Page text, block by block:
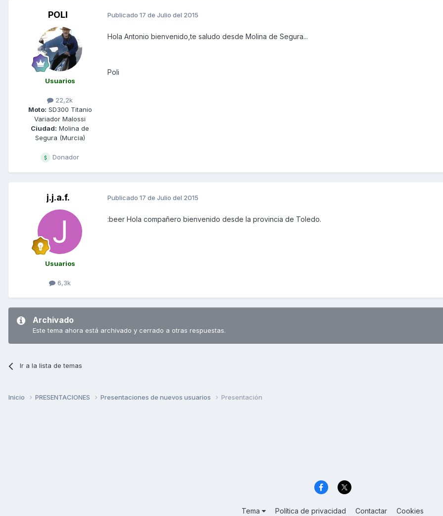
POLI
Usuarios
22,2k
Moto: SD300 Titanio
Variador Malossi
Ciudad: Molina de
Segura (Murcia)
Donador
Publicado 17 de Julio del 2015
Hola Antonio bienvenido,te saludo desde Molina de Segura...
Poli
j.j.a.f.
Usuarios
6,3k
Publicado 17 de Julio del 2015
:beer Hola compañero bienvenido desde la provincia de Toledo.
Archivado
Este tema ahora está archivado y cerrado a otras respuestas.
Ir a la lista de temas
Inicio PRESENTACIONES Presentaciones de nuevos usuarios Presentación
Tema Política de privacidad Contactar Cookies